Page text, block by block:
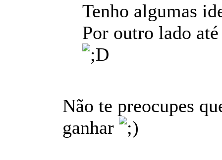
Tenho algumas
Por outro lado
Não te preocupes
ganhar